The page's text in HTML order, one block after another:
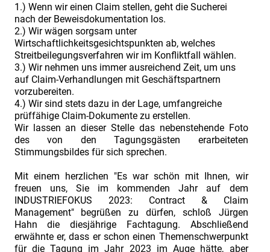
1.) Wenn wir einen Claim stellen, geht die Sucherei
nach der Beweisdokumentation los.
2.) Wir wägen sorgsam unter
Wirtschaftlichkeitsgesichtspunkten ab, welches
Streitbeilegungsverfahren wir im Konfliktfall wählen.
3.) Wir nehmen uns immer ausreichend Zeit, um uns
auf Claim-Verhandlungen mit Geschäftspartnern
vorzubereiten.
4.) Wir sind stets dazu in der Lage, umfangreiche
prüffähige Claim-Dokumente zu erstellen.
Wir lassen an dieser Stelle das nebenstehende Foto
des von den Tagungsgästen erarbeiteten
Stimmungsbildes für sich sprechen.
Mit einem herzlichen "Es war schön mit Ihnen, wir
freuen uns, Sie im kommenden Jahr auf dem
INDUSTRIEFOKUS 2023: Contract & Claim
Management" begrüßen zu dürfen, schloß Jürgen
Hahn die diesjährige Fachtagung. Abschließend
erwähnte er, dass er schon einen Themenschwerpunkt
für die Tagung im Jahr 2023 im Auge hätte, aber